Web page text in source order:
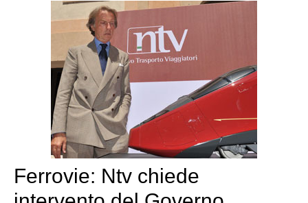
Ferrovie: Ntv chiede